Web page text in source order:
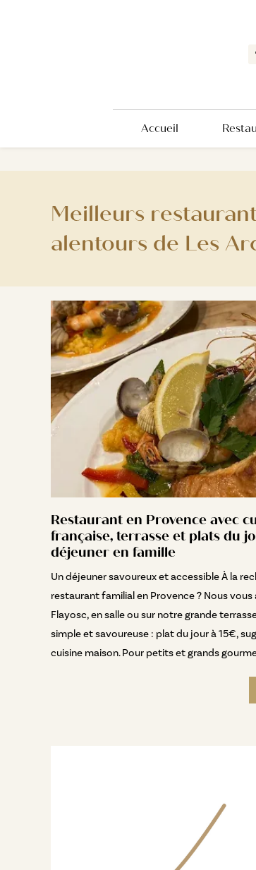
Accueil
Meilleurs
alentours de Les
Restaurant en Provence avec
française, terrasse et plats du
déjeuner en famille
Un déjeuner savoureux et accessible À la
restaurant familial en Provence ? Nous vous
Flayosc, en salle ou sur notre grande
simple et savoureuse : plat du jour à 15€,
cuisine maison. Pour petits et grands